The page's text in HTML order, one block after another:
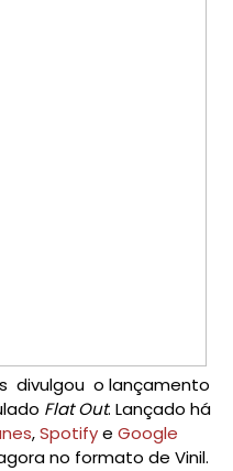
divulgou o lançamento
Flat Out. Lançado há
,Spotifye Google
no formato de Vinil.